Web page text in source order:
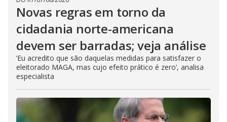
Novas regras em torno da
cidadania norte-americana
devem ser barradas; veja análise
‘Eu acredito que são daquelas medidas para satisfazer o
eleitorado MAGA, mas cujo efeito prático é zero’, analisa
especialista